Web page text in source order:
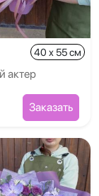
40 x 55 см
актер
Заказать